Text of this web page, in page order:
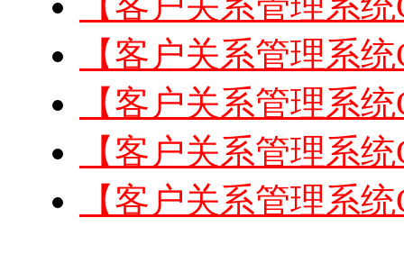
【客户关系管理系
【客户关系管理系
【客户关系管理系
【客户关系管理系